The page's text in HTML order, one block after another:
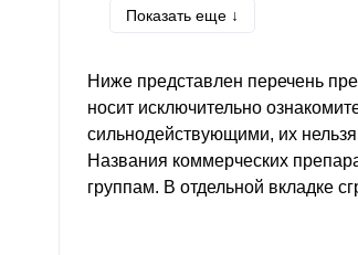
Инфекции
Инфекционные
Хронические
Инфекционные
Показать еще ↓
Ниже представлен перечень
носит исключительно
сильнодействующими, их
Названия коммерческих
группам. В отдельной вкладке